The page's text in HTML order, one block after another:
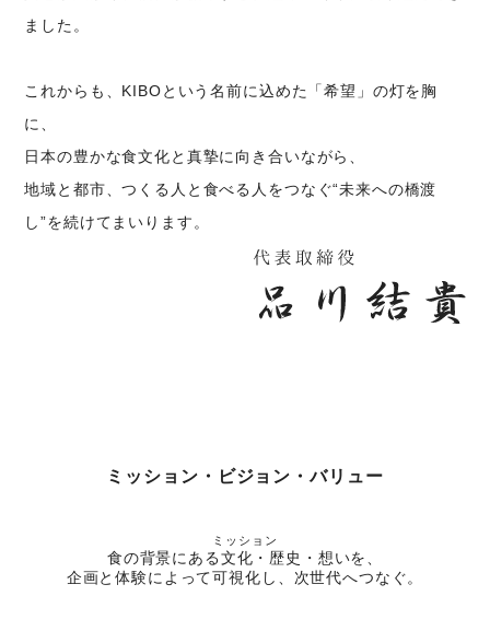
ました。
これからも、KIBOという名前に込めた「希望」の灯を胸
に、
日本の豊かな食文化と真摯に向き合いながら、
地域と都市、つくる人と食べる人をつなぐ“未来への橋渡
し”を続けてまいります。
ミッション・ビジョン・バリュー
ミッション
食の背景にある文化・歴史・想いを、
企画と体験によって可視化し、次世代へつなぐ。